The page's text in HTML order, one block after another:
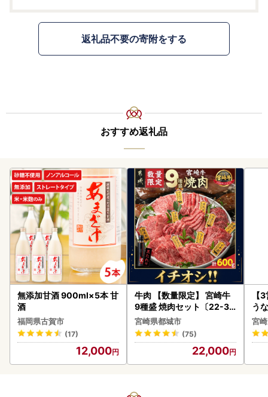
返礼品不要の寄附をする
おすすめ返礼品
無添加甘酒 900ml×5本 甘
酒
福岡県古賀市
(17)
12,000
牛肉 【数量限定】 宮崎牛
9種盛 焼肉セット〔22-31
-006-600g〕都城 イチオ
シ!! 牛肉
宮崎県都城市
(75)
22,000
【
う
以
宮